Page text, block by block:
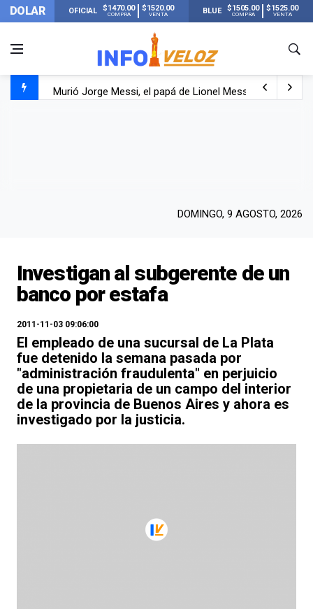
DOLAR OFICIAL $1470.00
COMPRA
$1520.00
VENTA BLUE $1505.00
COMPRA
$1525.00
VENTA
Murió Jorge Messi, el papá de Lionel Messi
DOMINGO, 9 AGOSTO, 2026
Investigan al subgerente de un
banco por estafa
2011-11-03 09:06:00
El empleado de una sucursal de La Plata
fue detenido la semana pasada por
"administración fraudulenta" en perjuicio
de una propietaria de un campo del interior
de la provincia de Buenos Aires y ahora es
investigado por la justicia.